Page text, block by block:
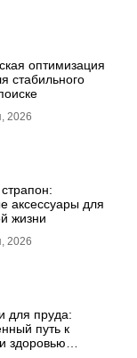
оптимизация
стабильного
2026
аксессуары для
жизни
2026
для пруда:
путь к
здоровью